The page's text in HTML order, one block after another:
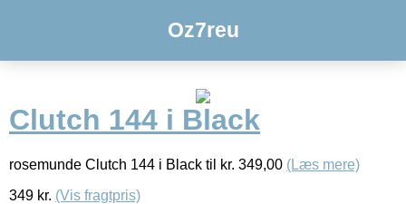
Oz7reu
Clutch 144 i Black
rosemunde Clutch 144 i Black til kr. 349,00 (Læs mere)
349 kr. (Vis fragtpris)